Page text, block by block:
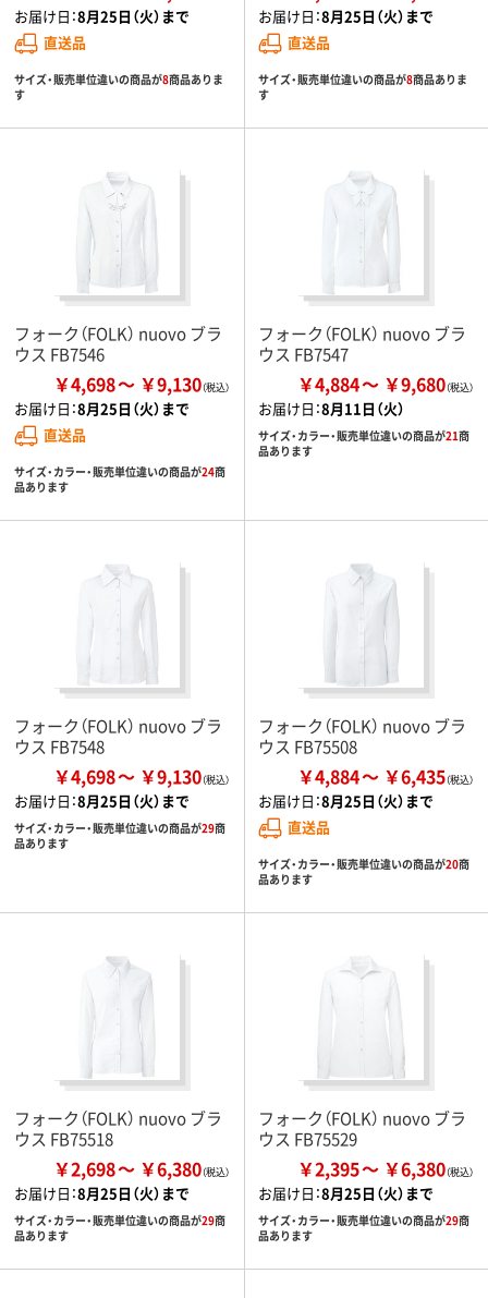
お届け日：8月25日（火）まで
直送品
サイズ・販売単位違いの商品が8商品ありま
す
お届け日：8月25日（火）まで
直送品
サイズ・販売単位違いの商品が8商品ありま
す
フォーク（FOLK） nuovo ブラ
ウス FB7546
￥4,698 ￥9,130
お届け日：8月25日（火）まで
直送品
サイズ・カラー・販売単位違いの商品が24商
品あります
フォーク（FOLK） nuovo ブラ
ウス FB7547
￥4,884 ￥9,680
お届け日：8月11日（火）
サイズ・カラー・販売単位違いの商品が21商
品あります
フォーク（FOLK） nuovo ブラ
ウス FB7548
￥4,698 ￥9,130
お届け日：8月25日（火）まで
サイズ・カラー・販売単位違いの商品が29商
品あります
フォーク（FOLK） nuovo ブラ
ウス FB75508
￥4,884 ￥6,435
お届け日：8月25日（火）まで
直送品
サイズ・カラー・販売単位違いの商品が20商
品あります
フォーク（FOLK） nuovo ブラ
ウス FB75518
￥2,698 ￥6,380
お届け日：8月25日（火）まで
サイズ・カラー・販売単位違いの商品が29商
品あります
フォーク（FOLK） nuovo ブラ
ウス FB75529
￥2,395 ￥6,380
お届け日：8月25日（火）まで
サイズ・カラー・販売単位違いの商品が29商
品あります